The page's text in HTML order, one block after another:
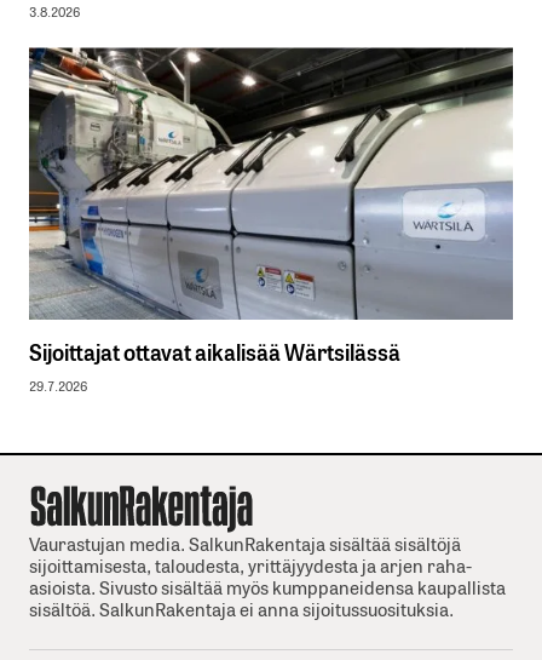
3.8.2026
Sijoittajat ottavat aikalisää Wärtsilässä
29.7.2026
Vaurastujan media. SalkunRakentaja sisältää sisältöjä
sijoittamisesta, taloudesta, yrittäjyydesta ja arjen raha-
asioista. Sivusto sisältää myös kumppaneidensa kaupallista
sisältöä. SalkunRakentaja ei anna sijoitussuosituksia.